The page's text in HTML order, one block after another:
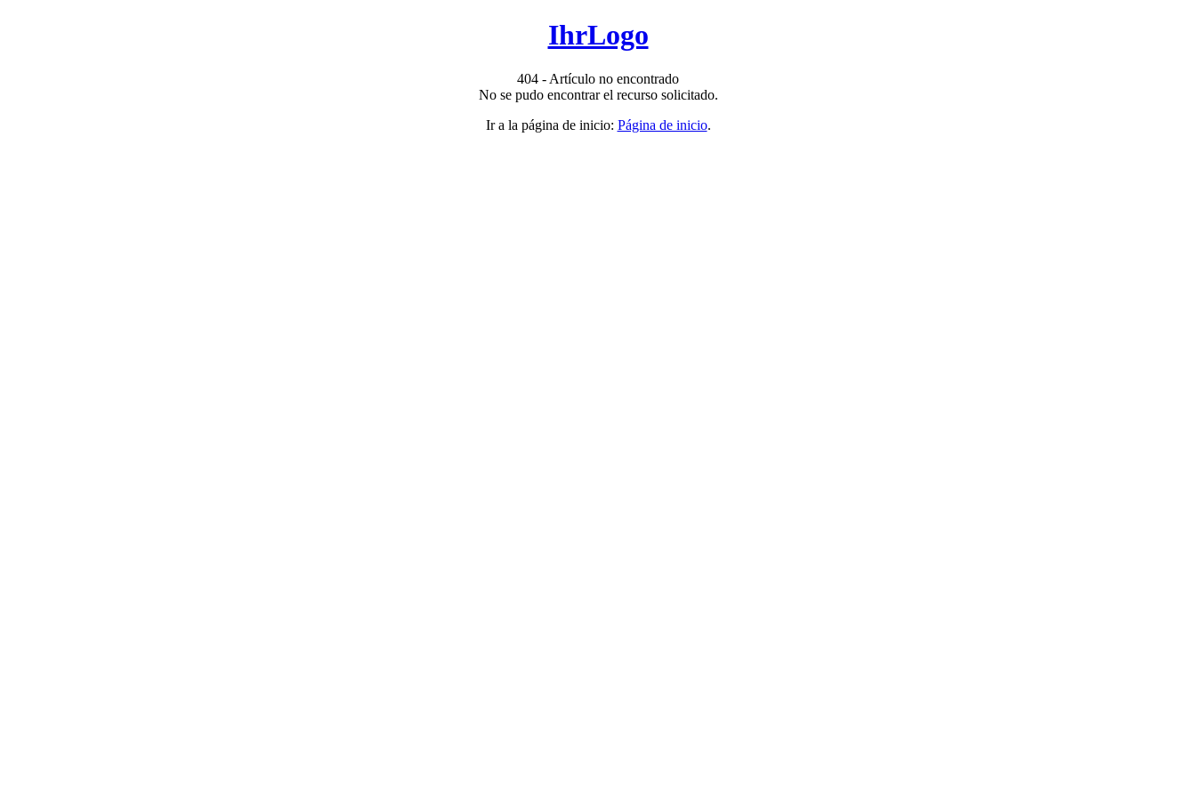
IhrLogo
404 - Artículo no encontrado
No se pudo encontrar el recurso solicitado.
Ir a la página de inicio: Página de inicio.